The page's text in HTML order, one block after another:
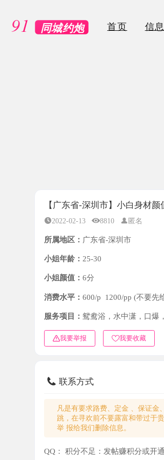
首页 信息
2022-02-13 8810 匿名
所属地区：广东省-深圳市
小姐年龄： 25-30
小姐颜值： 6分
消费水平： 600/p 1200/pp (不要先给钱)
服务项目： 鸳鸯浴，水中潇，口爆，
我要举报 我要收藏
凡是有要求路费、定金 、保证金、
跳，在寻欢前不要露富和带过于贵 重
QQ： 积分不足：发帖赚积分或开通
电话： 积分不足：发帖赚积分或开通